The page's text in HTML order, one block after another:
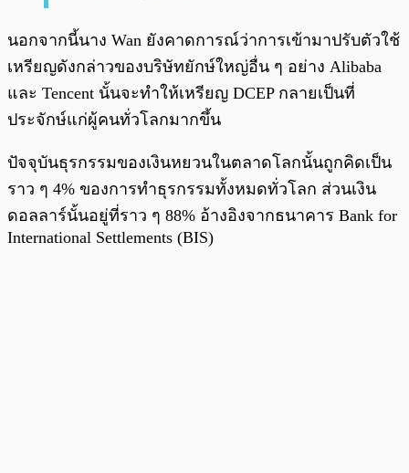
นอกจากนี้นาง Wan ยังคาดการณ์ว่าการเข้ามาปรับตัวใช้
เหรียญดังกล่าวของบริษัทยักษ์ใหญ่อื่น ๆ อย่าง Alibaba
และ Tencent นั้นจะทำให้เหรียญ DCEP กลายเป็นที่
ประจักษ์แก่ผู้คนทั่วโลกมากขึ้น
ปัจจุบันธุรกรรมของเงินหยวนในตลาดโลกนั้นถูกคิดเป็น
ราว ๆ 4% ของการทำธุรกรรมทั้งหมดทั่วโลก ส่วนเงิน
ดอลลาร์นั้นอยู่ที่ราว ๆ 88% อ้างอิงจากธนาคาร Bank for
International Settlements (BIS)